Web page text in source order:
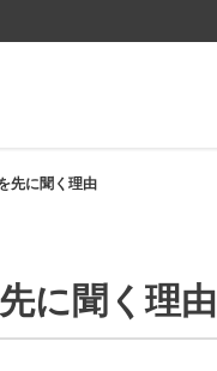
先に聞く理由
に聞く理由